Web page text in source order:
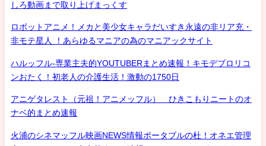
しろ動画まで取り上げまっくす
ロボットアニメ！メカと美少女キャラだいすき永遠の非リア充・
非モテ星人 ！あらゆるマニアの為のマニアックサイト
ハルッフル-専業主夫的YOUTUBERまとめ速報！キモデブロリコ
ンおたく！初老人の介護生活！激動の1750日
アニゲタレスト（元祖！アニメッフル） ひきこもりニートのオ
ナベ的まとめ速報
火浦のシネマッフル映画NEWS情報ポータブルの杜！オネエ管理